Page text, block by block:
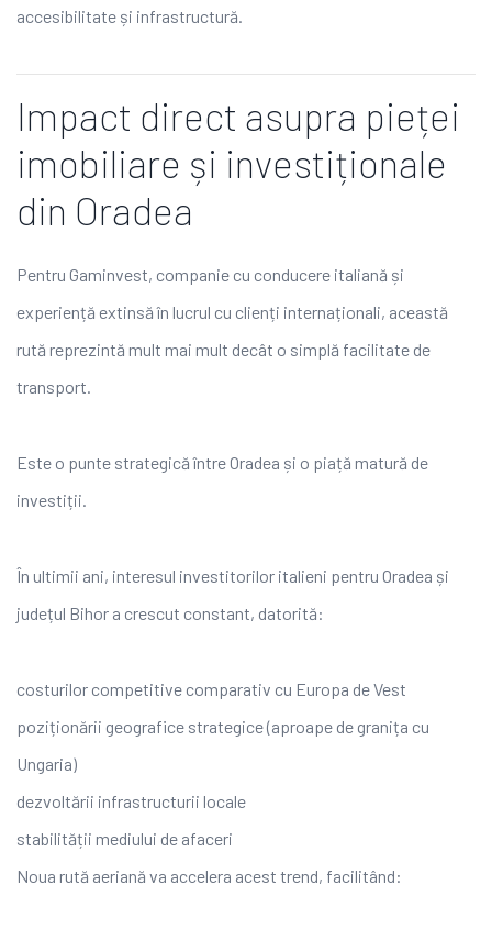
accesibilitate și infrastructură.
Impact direct asupra pieței
imobiliare și investiționale
din Oradea
Pentru Gaminvest, companie cu conducere italiană și
experiență extinsă în lucrul cu clienți internaționali, această
rută reprezintă mult mai mult decât o simplă facilitate de
transport.
Este o punte strategică între Oradea și o piață matură de
investiții.
În ultimii ani, interesul investitorilor italieni pentru Oradea și
județul Bihor a crescut constant, datorită:
costurilor competitive comparativ cu Europa de Vest
poziționării geografice strategice (aproape de granița cu
Ungaria)
dezvoltării infrastructurii locale
stabilității mediului de afaceri
Noua rută aeriană va accelera acest trend, facilitând: